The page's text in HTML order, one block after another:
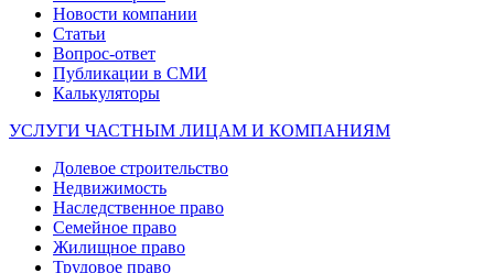
Новости компании
Статьи
Вопрос-ответ
Публикации в СМИ
Калькуляторы
УСЛУГИ ЧАСТНЫМ ЛИЦАМ И КОМПАНИЯМ
Долевое строительство
Недвижимость
Наследственное право
Семейное право
Жилищное право
Трудовое право